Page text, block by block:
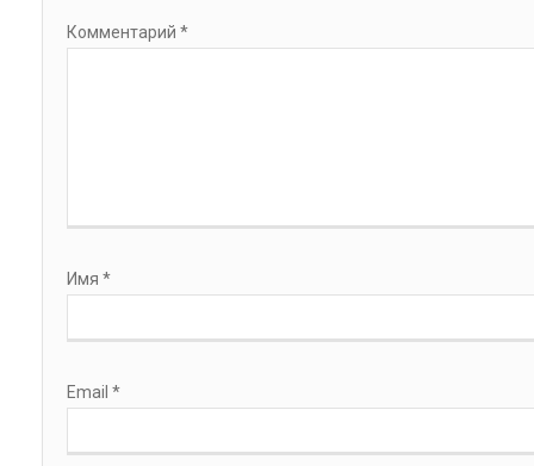
Комментарий *
Имя *
Email *